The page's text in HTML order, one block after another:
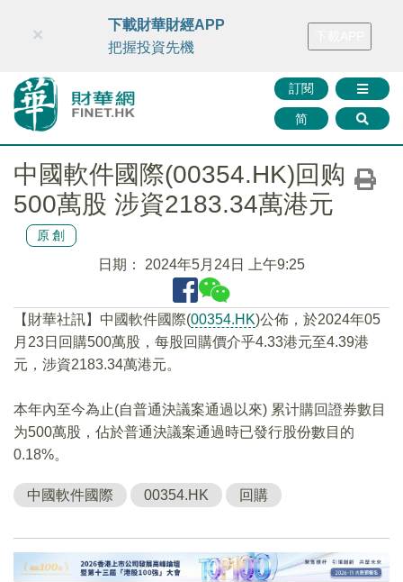
財華智庫網 FINTV FINMETA 財華證券 媒體矩陣
訂閱
简
×
下載財華財經APP
把握投資先機
中國軟件國際(00354.HK)回购
500萬股 涉資2183.34萬港元
原創
日期： 2024年5月24日 上午9:25
【財華社訊】中國軟件國際(00354.HK)公佈，於2024年05
月23日回購500萬股，每股回購價介乎4.33港元至4.39港
元，涉資2183.34萬港元。
本年內至今為止(自普通決議案通過以來) 累计購回證券數目
为500萬股，佔於普通決議案通過時已發行股份數目的
0.18%。
中國軟件國際 00354.HK 回購